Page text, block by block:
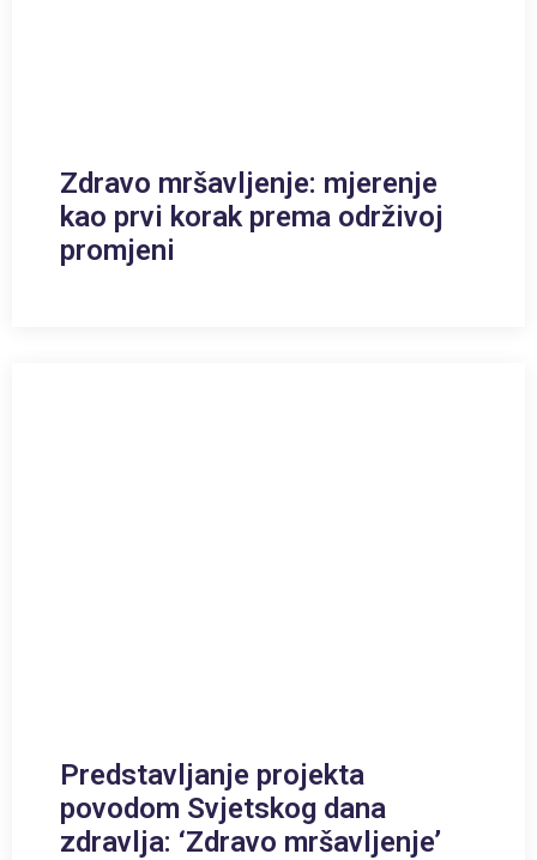
Zdravo mršavljenje: mjerenje
kao prvi korak prema održivoj
promjeni
Predstavljanje projekta
povodom Svjetskog dana
zdravlja: ‘Zdravo mršavljenje’